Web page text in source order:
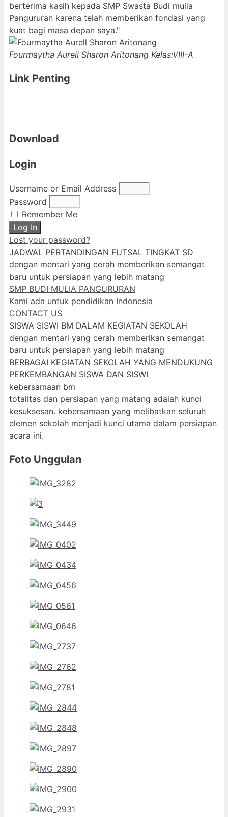
berterima kasih kepada SMP Swasta Budi mulia
Pangururan karena telah memberikan fondasi yang
kuat bagi masa depan saya."
Fourmaytha Aurell Sharon Aritonang Kelas:VIII-A
Link Penting
Download
Login
Username or Email Address
Password
Remember Me
Log In
Lost your password?
JADWAL PERTANDINGAN FUTSAL TINGKAT SD
dengan mentari yang cerah memberikan semangat
baru untuk persiapan yang lebih matang
SMP BUDI MULIA PANGURURAN
Kami ada untuk pendidikan Indonesia
CONTACT US
SISWA SISWI BM DALAM KEGIATAN SEKOLAH
dengan mentari yang cerah memberikan semangat
baru untuk persiapan yang lebih matang
BERBAGAI KEGIATAN SEKOLAH YANG MENDUKUNG
PERKEMBANGAN SISWA DAN SISWI
kebersamaan bm
totalitas dan persiapan yang matang adalah kunci
kesuksesan. kebersamaan yang melibatkan seluruh
elemen sekolah menjadi kunci utama dalam persiapan
acara ini.
Foto Unggulan